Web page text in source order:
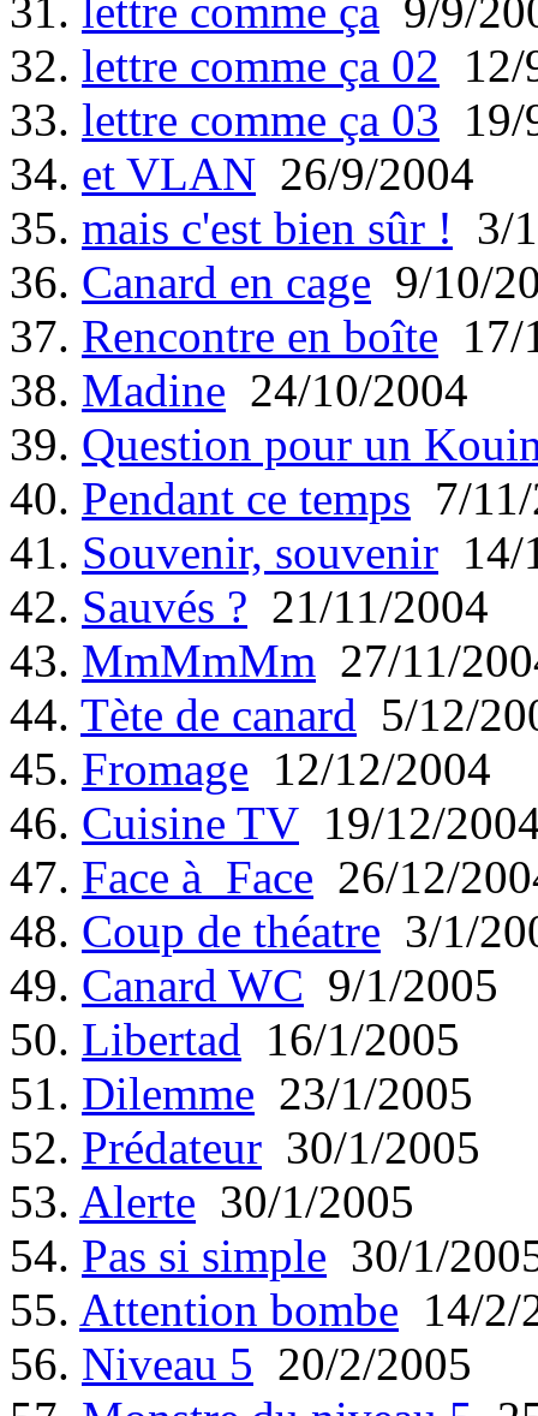
31. lettre comme ça 9/9/
32. lettre comme ça 02 12/
33. lettre comme ça 03 19/
34. et VLAN 26/9/2004
35. mais c'est bien sûr ! 3/
36. Canard en cage 9/10/
37. Rencontre en boîte 17/
38. Madine 24/10/2004
39. Question pour un
40. Pendant ce temps 7/
41. Souvenir, souvenir 14/
42. Sauvés ? 21/11/2004
43. MmMmMm 27/11/
44. Tète de canard 5/12/
45. Fromage 12/12/2004
46. Cuisine TV 19/12/
47. Face à Face 26/12/
48. Coup de théatre 3/1/
49. Canard WC 9/1/2005
50. Libertad 16/1/2005
51. Dilemme 23/1/2005
52. Prédateur 30/1/2005
53. Alerte 30/1/2005
54. Pas si simple 30/1/
55. Attention bombe 14/2/
56. Niveau 5 20/2/2005